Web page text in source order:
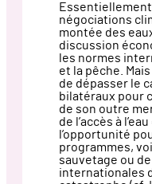
négociations
montée des
discussion
les normes
et la pêche.
de dépasser le
bilatéraux pour
de son outre
de l’accès à
l’opportunité
programmes,
sauvetage ou
internationales